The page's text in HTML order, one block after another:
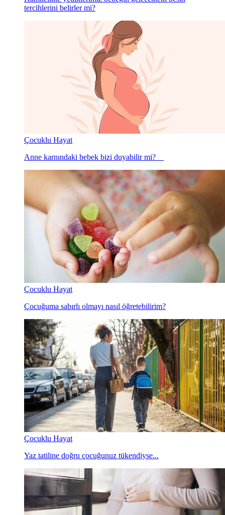
tercihlerini belirler mi?
Çocuklu Hayat
Anne karnındaki bebek bizi duyabilir mi?
Çocuklu Hayat
Çocuğuma sabırlı olmayı nasıl öğretebilirim?
Çocuklu Hayat
Yaz tatiline doğru çocuğunuz tükendiyse...